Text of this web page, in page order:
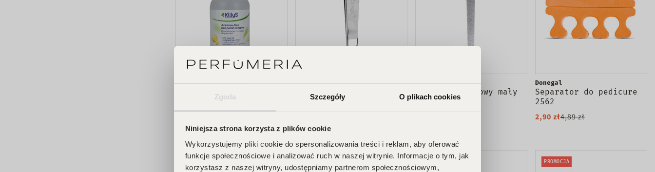
Zgoda Szczegóły O plikach cookies
Niniejsza strona korzysta z plików cookie
Wykorzystujemy pliki cookie do spersonalizowania treści i reklam, aby oferować
funkcje społecznościowe i analizować ruch w naszej witrynie. Informacje o tym, jak
korzystasz z naszej witryny, udostępniamy partnerom społecznościowym,
KillyS
Bezacetonowy zmywacz do
paznokci 50ml
Donegal
Obcinacz do paznokci
Duży 1015
Inter Vion
Pilnik szafirowy mały
13cm
Donegal
Separator do pedicure
2562
2,90 zł4,89 zł
PROMOCJA PROMOCJA PROMOCJA